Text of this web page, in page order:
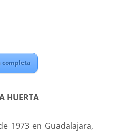
completa
HUERTA
1973 en Guadalajara,